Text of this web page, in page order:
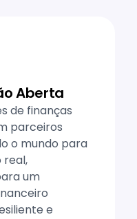
Aberta
de finanças
parceiros
o mundo para
um
e